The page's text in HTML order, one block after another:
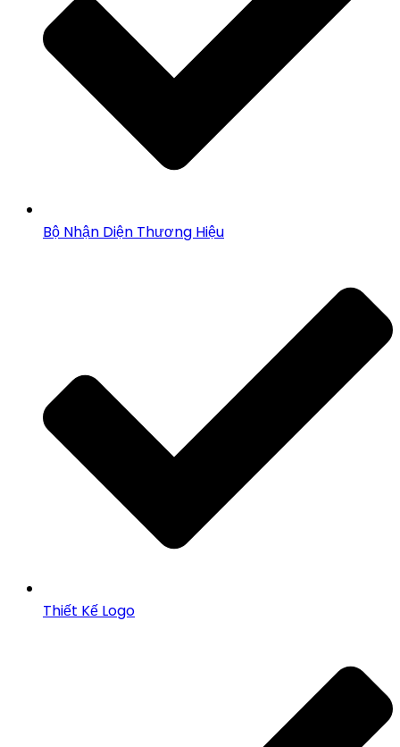
Bộ Nhận Diện Thương Hiệu
Thiết Kế Logo